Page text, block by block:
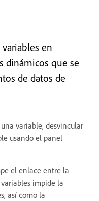
en
dinámicos que se
de datos de
variable, desvincular
usando el panel
el enlace entre la
impide la
así como la